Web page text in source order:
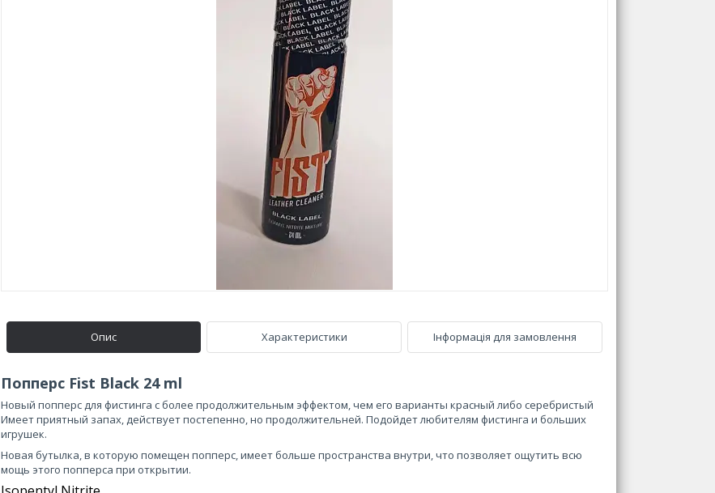
Опис Характеристики Інформація для замовлення
Попперс Fist Black 24 ml
Новый попперс для фистинга с более продолжительным эффектом, чем его варианты красный либо серебристый
Имеет приятный запах, действует постепенно, но продолжительней. Подойдет любителям фистинга и больших
игрушек.
Новая бутылка, в которую помещен попперс, имеет больше пространства внутри, что позволяет ощутить всю
мощь этого попперса при открытии.